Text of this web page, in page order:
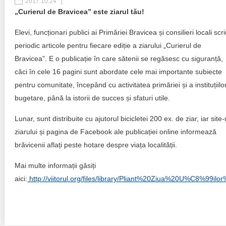
Projects in progres
Implemented projects
Procedures manual
Notes & positions
Institutional Charter IDIS
Announcements
IDIS International Advisory Board
Governance transparency
Sociometric Laboratory
People Watch
Democratic process
Hybrid power
„Curierul de Bravicea” este ziarul tău!
Elevi, funcționari publici ai Primăriei Bravicea și consilieri locali
periodic articole pentru fiecare ediție a ziarului „Curierul de
Bravicea”. E o publicație în care sătenii se regăsesc cu siguranță,
căci în cele 16 pagini sunt abordate cele mai importante subiecte
pentru comunitate, începând cu activitatea primăriei și a
bugetare, până la istorii de succes și sfaturi utile.
Lunar, sunt distribuite cu ajutorul bicicletei 200 ex. de ziar, iar site-
ziarului și pagina de Facebook ale publicației online informează
brăvicenii aflați peste hotare despre viața localității.
Mai multe informații găsiți
aici: http://viitorul.org/files/library/